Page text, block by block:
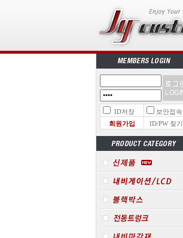
ID저장
보안접속
회원가입
ID/PW 찾기